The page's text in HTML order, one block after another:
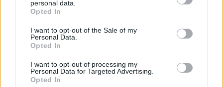
personal data.
Opted In
I want to opt-out of the Sale of my
Personal Data.
Opted In
I want to opt-out of processing my
Personal Data for Targeted Advertising.
Opted In